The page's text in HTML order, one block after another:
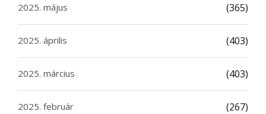
2025. május (365)
2025. április (403)
2025. március (403)
2025. február (267)